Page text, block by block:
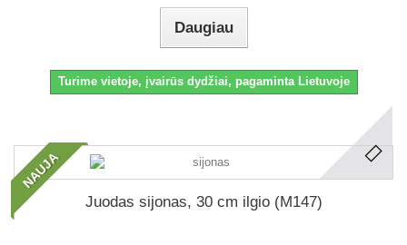
Daugiau
Turime vietoje, įvairūs dydžiai, pagaminta Lietuvoje
NAUJA
Juodas sijonas, 30 cm ilgio (M147)